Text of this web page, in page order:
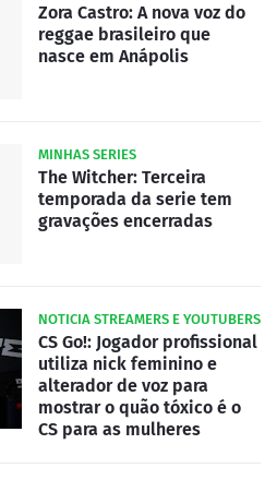
Zora Castro: A nova voz do
reggae brasileiro que
nasce em Anápolis
MINHAS SERIES
The Witcher: Terceira
temporada da serie tem
gravações encerradas
NOTICIA STREAMERS E YOUTUBERS
CS Go!: Jogador profissional
utiliza nick feminino e
alterador de voz para
mostrar o quão tóxico é o
CS para as mulheres